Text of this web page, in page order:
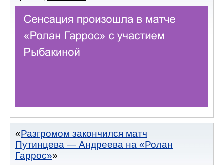
Разгромом закончился матч
Путинцева — Андреева на «Ролан
Гаррос»